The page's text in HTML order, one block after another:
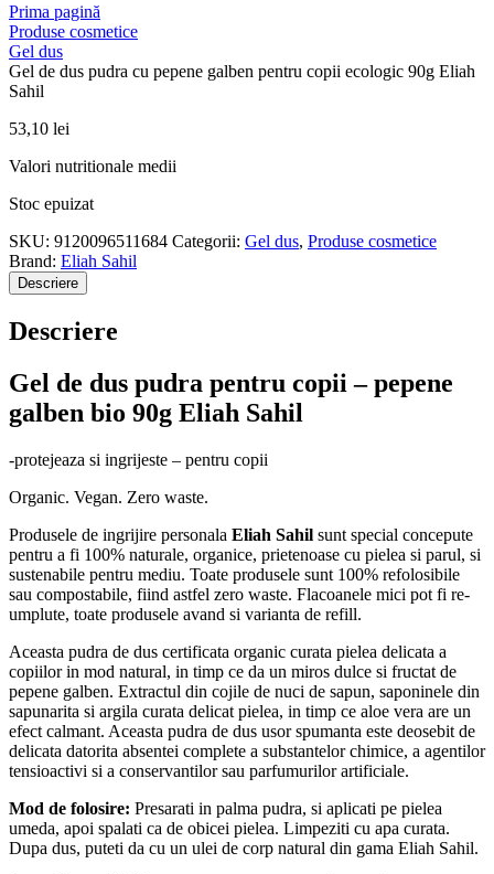
Prima pagină
Produse cosmetice
Gel dus
Gel de dus pudra cu pepene galben pentru copii ecologic 90g Eliah
Sahil
53,10 lei
Valori nutritionale medii
Stoc epuizat
SKU: 9120096511684 Categorii: Gel dus, Produse cosmetice
Brand: Eliah Sahil
Descriere
Descriere
Gel de dus pudra pentru copii – pepene
galben bio 90g Eliah Sahil
-protejeaza si ingrijeste – pentru copii
Organic. Vegan. Zero waste.
Produsele de ingrijire personala Eliah Sahil sunt special concepute
pentru a fi 100% naturale, organice, prietenoase cu pielea si parul, si
sustenabile pentru mediu. Toate produsele sunt 100% refolosibile
sau compostabile, fiind astfel zero waste. Flacoanele mici pot fi re-
umplute, toate produsele avand si varianta de refill.
Aceasta pudra de dus certificata organic curata pielea delicata a
copiilor in mod natural, in timp ce da un miros dulce si fructat de
pepene galben. Extractul din cojile de nuci de sapun, saponinele din
sapunarita si argila curata delicat pielea, in timp ce aloe vera are un
efect calmant. Aceasta pudra de dus usor spumanta este deosebit de
delicata datorita absentei complete a substantelor chimice, a agentilor
tensioactivi si a conservantilor sau parfumurilor artificiale.
Mod de folosire: Presarati in palma pudra, si aplicati pe pielea
umeda, apoi spalati ca de obicei pielea. Limpeziti cu apa curata.
Dupa dus, puteti da cu un ulei de corp natural din gama Eliah Sahil.